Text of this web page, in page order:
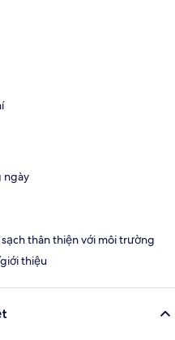
ngày
thân thiện với môi trường
thiệu